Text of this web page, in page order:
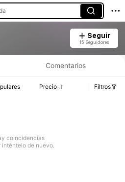
Seguir
15 Seguidores
Comentarios
Precio Filtros
coincidencias
inténtelo de nuevo.